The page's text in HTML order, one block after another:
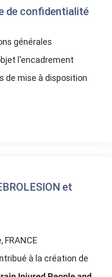
de confidentialité
générales
l'encadrement
de mise à disposition
et
FRANCE
à la création de